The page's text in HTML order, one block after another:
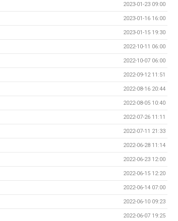
2023-01-23 09:00
2023-01-16 16:00
2023-01-15 19:30
2022-10-11 06:00
2022-10-07 06:00
2022-09-12 11:51
2022-08-16 20:44
2022-08-05 10:40
2022-07-26 11:11
2022-07-11 21:33
2022-06-28 11:14
2022-06-23 12:00
2022-06-15 12:20
2022-06-14 07:00
2022-06-10 09:23
2022-06-07 19:25